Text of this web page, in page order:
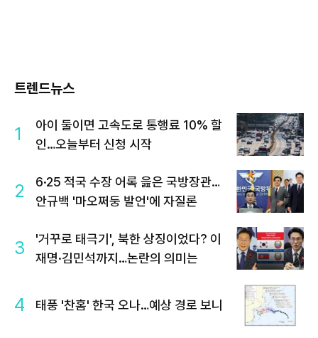
트렌드뉴스
1
아이 둘이면 고속도로 통행료 10% 할
인…오늘부터 신청 시작
2
6·25 적국 수장 어록 읊은 국방장관…
안규백 '마오쩌둥 발언'에 자질론
3
'거꾸로 태극기', 북한 상징이었다? 이
재명·김민석까지…논란의 의미는
4 태풍 '찬홈' 한국 오나…예상 경로 보니